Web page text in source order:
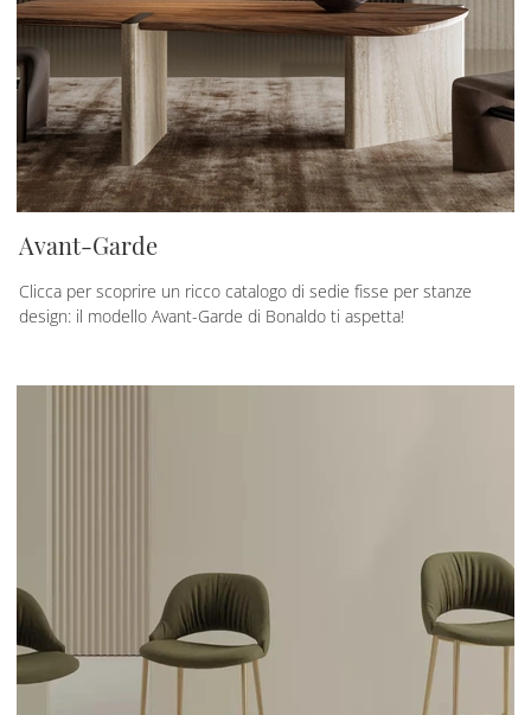
Avant-Garde
Clicca per scoprire un ricco catalogo di sedie fisse per stanze
design: il modello Avant-Garde di Bonaldo ti aspetta!